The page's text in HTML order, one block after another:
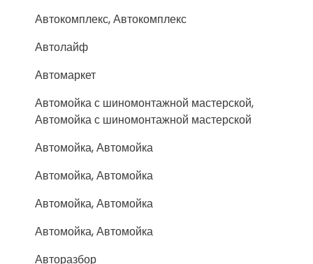
Автокомплекс, Автокомплекс
Автолайф
Автомаркет
Автомойка с шиномонтажной мастерской,
Автомойка с шиномонтажной мастерской
Автомойка, Автомойка
Автомойка, Автомойка
Автомойка, Автомойка
Автомойка, Автомойка
Авторазбор